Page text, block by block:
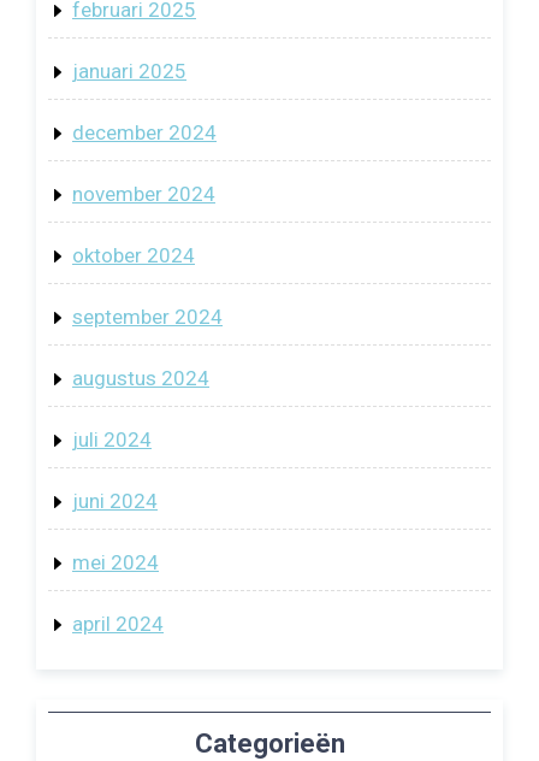
februari 2025
januari 2025
december 2024
november 2024
oktober 2024
september 2024
augustus 2024
juli 2024
juni 2024
mei 2024
april 2024
Categorieën